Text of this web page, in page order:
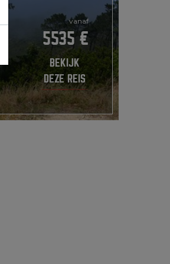
vanaf
5535 €
BEKIJK
DEZE REIS